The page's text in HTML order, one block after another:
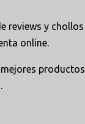
reviews y
online.